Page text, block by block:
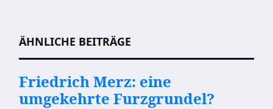
ÄHNLICHE BEITRÄGE
Friedrich Merz: eine
umgekehrte Furzgrundel?